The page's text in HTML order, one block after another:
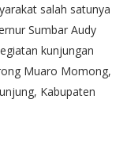
salah satunya
Sumbar Audy
kunjungan
Muaro Momong,
Kabupaten